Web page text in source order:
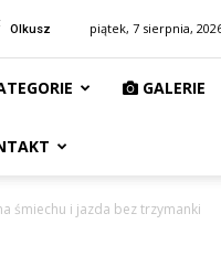
Olkusz piątek, 7 sierpnia,
GALERIE
śmiechu i jazda bez trzymanki